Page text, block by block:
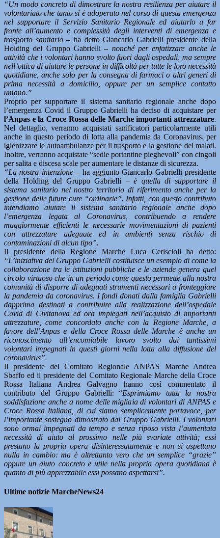
“Un modo concreto di dimostrare la nostra resilienza per aiutare il
volontariato che tanto si è adoperato nel corso di questa emergenza
nel supportare il Servizio Sanitario Regionale ed aiutarlo a far
fronte all’aumento e complessità degli interventi di emergenza e
trasporto sanitario – ha detto Giancarlo Gabrielli presidente della
Holding del Gruppo Gabrielli– nonché per enfatizzare anche le
attività che i volontari hanno svolto fuori dagli ospedali, ma sempre
nell’ottica di aiutare le persone in difficoltà per tutte le loro necessità
quotidiane, anche solo per la consegna di farmaci o altri generi di
prima necessità a domicilio, oppure per un semplice contatto
umano.”
Proprio per supportare il sistema sanitario regionale anche dopo
l’emergenza Covid il Gruppo Gabrielli ha deciso di acquistare per
l’Anpas e la Croce Rossa delle Marche importanti attrezzature.
Nel dettaglio, verranno acquistati sanificatori particolarmente utili
anche in questo periodo di lotta alla pandemia da Coronavirus, per
igienizzare le autoambulanze per il trasporto e la gestione dei malati.
Inoltre, verranno acquistate “sedie portantine pieghevoli” con cingoli
per salita e discesa scale per aumentare le distanze di sicurezza.
“La nostra intenzione – ha aggiunto Giancarlo Gabrielli presidente
della Holding del Gruppo Gabrielli – è quella di supportare il
sistema sanitario nel nostro territorio di riferimento anche per la
gestione delle future cure “ordinarie”. Infatti, con questo contributo
intendiamo aiutare il sistema sanitario regionale anche dopo
l’emergenza legata al Coronavirus, contribuendo a rendere
maggiormente efficienti le necessarie movimentazioni di pazienti
con attrezzature adeguate ed in ambienti senza rischio di
contaminazioni di alcun tipo”.
Il presidente della Regione Marche Luca Ceriscioli ha detto:
“L’iniziativa del Gruppo Gabrielli costituisce un esempio di come la
collaborazione tra le istituzioni pubbliche e le aziende genera quel
circolo virtuoso che in un periodo come questo permette alla nostra
comunità di disporre di adeguati strumenti necessari a fronteggiare
la pandemia da coronavirus. I fondi donati dalla famiglia Gabrielli
dapprima destinati a contribuire alla realizzazione dell’ospedale
Covid di Civitanova ed ora impiegati nell’acquisto di importanti
attrezzature, come concordato anche con la Regione Marche, a
favore dell’Anpas e della Croce Rossa delle Marche è anche un
riconoscimento all’encomiabile lavoro svolto dai tantissimi
volontari impegnati in questi giorni nella lotta alla diffusione del
coronavirus”.
Il presidente del Comitato Regionale ANPAS Marche Andrea
Sbaffo ed il presidente del Comitato Regionale Marche della Croce
Rossa Italiana Andrea Galvagno hanno così commentato il
contributo del Gruppo Gabrielli: “Esprimiamo tutta la nostra
soddisfazione anche a nome delle migliaia di volontari di ANPAS e
Croce Rossa Italiana, di cui siamo semplicemente portavoce, per
l’importante sostegno dimostrato dal Gruppo Gabrielli. I volontari
sono ormai impegnati da tempo e senza riposo vista l’aumentata
necessità di aiuto al prossimo nelle più svariate attività; essi
prestano la propria opera disinteressatamente e non si aspettano
nulla in cambio: ma è altrettanto vero che un semplice “grazie”
oppure un aiuto concreto e utile nella propria opera quotidiana è
quanto di più apprezzabile essi possano aspettarsi”.
Ultime notizie MarcheNews24